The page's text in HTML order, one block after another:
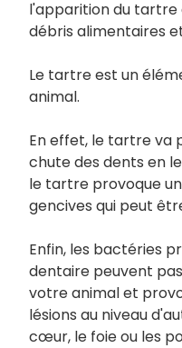
l'apparition du tartre
débris alimentaires
Le tartre est un
animal.
En effet, le tartre va
chute des dents en
le tartre provoque
gencives qui peut
Enfin, les bactéries
dentaire peuvent
votre animal et
lésions au niveau
cœur, le foie ou les